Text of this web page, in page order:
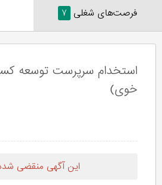
فرصت‌های شغلی ۷
استخدام سرپرست توسعه
خوی)
این آگهی منقضی